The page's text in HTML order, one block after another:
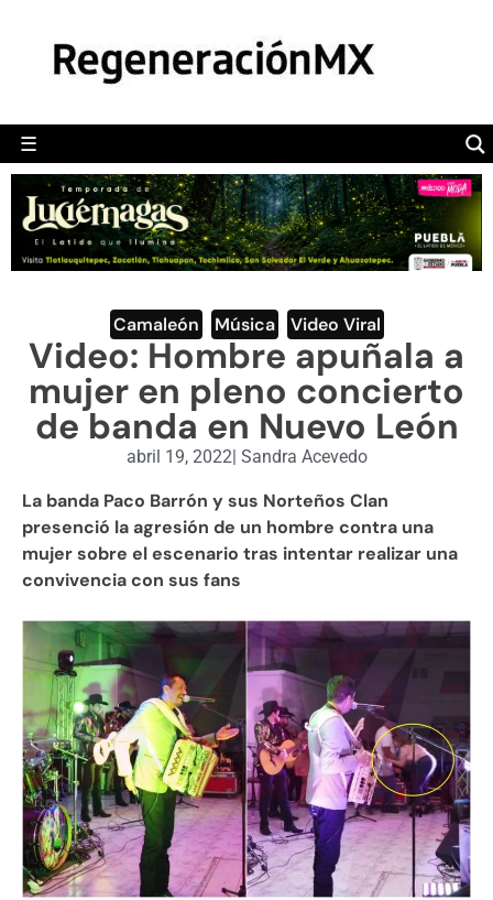
☰
POLÍTICA
CAMALEÓN
OPINIÓN
DEPORTES
ENGLISH SECTION
VIDEOS
Camaleón Música Video Viral
Video: Hombre apuñala a
mujer en pleno concierto
de banda en Nuevo León
abril 19, 2022| Sandra Acevedo
La banda Paco Barrón y sus Norteños Clan
presenció la agresión de un hombre contra una
mujer sobre el escenario tras intentar realizar una
convivencia con sus fans